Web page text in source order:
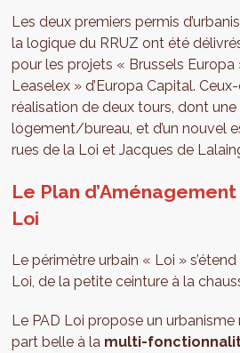
Les deux premiers permis
la logique du RRUZ ont été
pour les projets « Brussels Europa
Leaselex » d’Europa Capital.
réalisation de deux tours, dont
logement/bureau, et d’un nouvel
rues de la Loi et Jacques de
Le Plan
Loi
Le périmètre urbain « Loi »
Loi, de la petite ceinture à la
Le PAD Loi propose un
part belle à la multi-